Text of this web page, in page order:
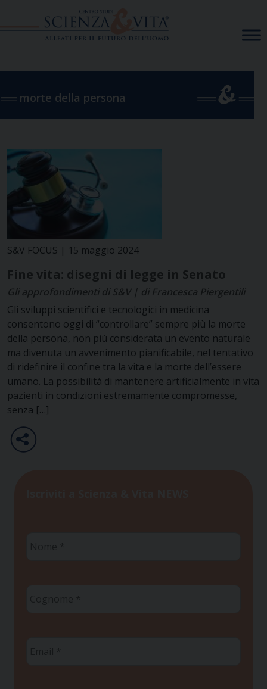
morte della persona
S&V FOCUS | 15 maggio 2024
Fine vita: disegni di legge in Senato
Gli approfondimenti di S&V | di Francesca Piergentili
Gli sviluppi scientifici e tecnologici in medicina
consentono oggi di “controllare” sempre più la morte
della persona, non più considerata un evento naturale
ma divenuta un avvenimento pianificabile, nel tentativo
di ridefinire il confine tra la vita e la morte dell’essere
umano. La possibilità di mantenere artificialmente in vita
pazienti in condizioni estremamente compromesse,
senza […]